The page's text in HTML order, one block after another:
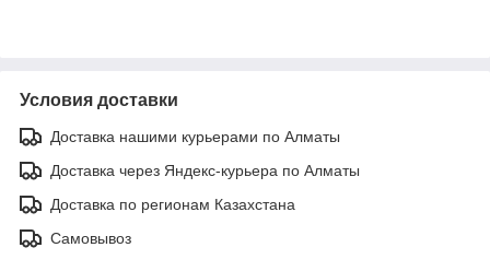
Условия доставки
Доставка нашими курьерами по Алматы
Доставка через Яндекс-курьера по Алматы
Доставка по регионам Казахстана
Самовывоз